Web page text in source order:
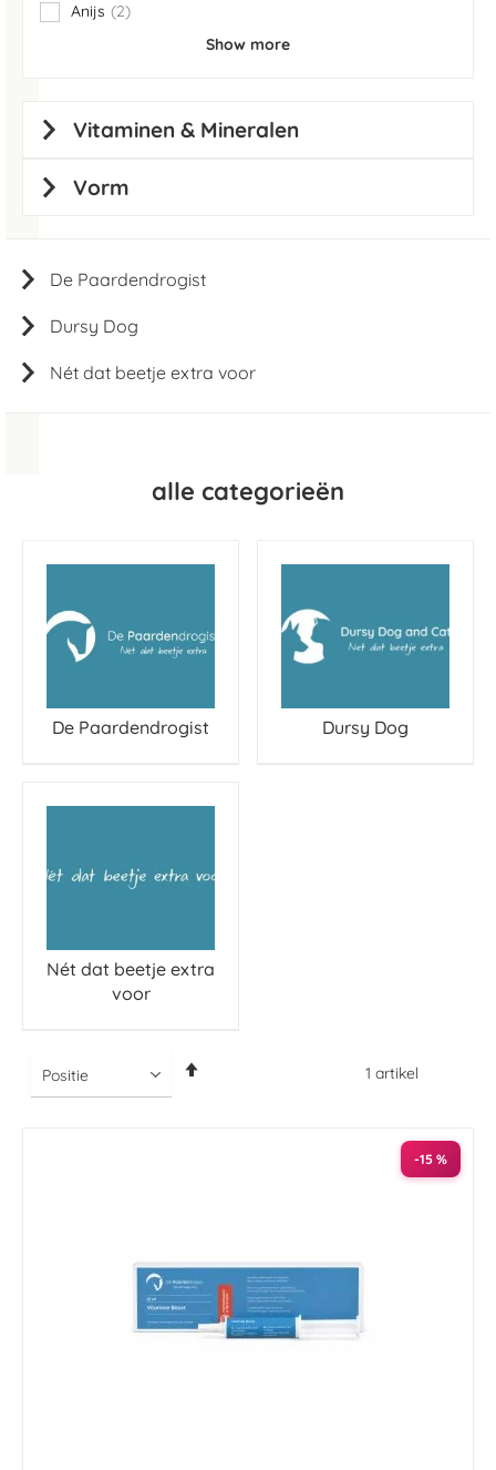
alle categorieën
De Paardendrogist Dursy Dog
Nét dat beetje extra
voor
1 artikel
-15 %
De Paardendrogist
Dursy Dog
Nét dat beetje extra voor
Anijs
2
items
Show more
Vitaminen & Mineralen
Vorm